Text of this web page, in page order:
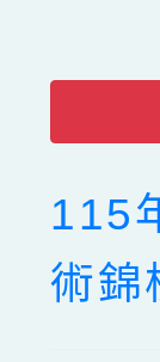
115
術錦